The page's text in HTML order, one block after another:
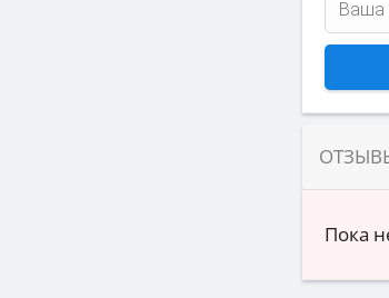
Пока